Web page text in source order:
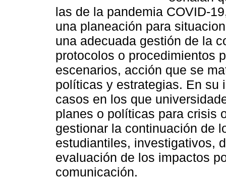
las de la pandemia COVID-
una planeación para
una adecuada gestión de la
protocolos o procedimientos
escenarios, acción que se
políticas y estrategias. En su
casos en los que
planes o políticas para crisis
gestionar la continuación de
estudiantiles, investigativos,
evaluación de los impactos
comunicación.